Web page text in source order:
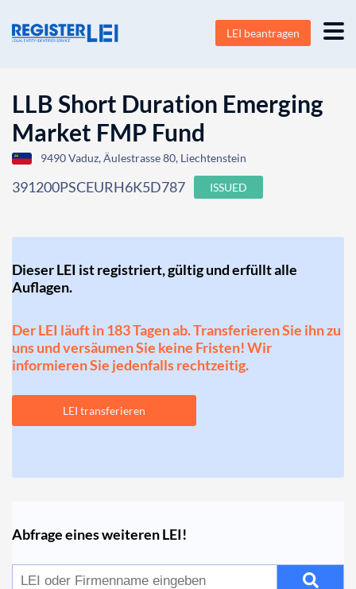
LEI beantragen
LLB Short Duration Emerging
Market FMP Fund
9490 Vaduz, Äulestrasse 80, Liechtenstein
391200PSCEURH6K5D787 ISSUED
Dieser LEI ist registriert, gültig und erfüllt alle
Auflagen.
Der LEI läuft in 183 Tagen ab. Transferieren Sie ihn zu
uns und versäumen Sie keine Fristen! Wir
informieren Sie jedenfalls rechtzeitig.
LEI transferieren
Abfrage eines weiteren LEI!